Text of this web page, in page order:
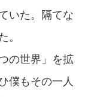
いた。隔てな
。
の世界」を拡
僕もその一人